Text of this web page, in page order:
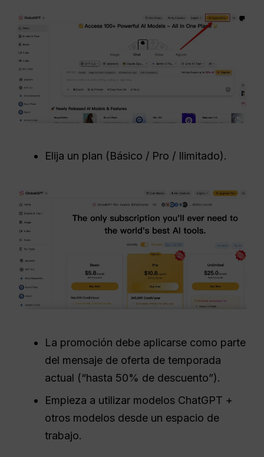
Elija un plan (Básico / Pro / Ilimitado).
La promoción debe aplicarse como parte
del mensaje de oferta de temporada
actual (“hasta 50% de descuento”).
Empieza a utilizar modelos ChatGPT +
otros modelos desde un espacio de
trabajo.